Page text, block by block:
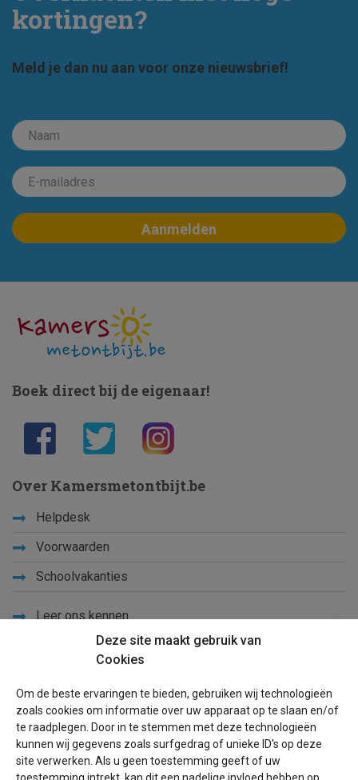
kortingen?
Meld je dan nu aan voor onze nieuwsbrief!
Deze site maakt gebruik van
Cookies
Om de beste ervaringen te bieden, gebruiken wij technologieën
zoals cookies om informatie over uw apparaat op te slaan en/of
te raadplegen. Door in te stemmen met deze technologieën
kunnen wij gegevens zoals surfgedrag of unieke ID's op deze
site verwerken. Als u geen toestemming geeft of uw
Boek direct bij de eigenaar!
Over Kamersmetontbijt.be
Helpdesk
Voorwaarden
Schoolvakanties
Leer ons kennen
Sitemap
Blog
Voor eigenaren